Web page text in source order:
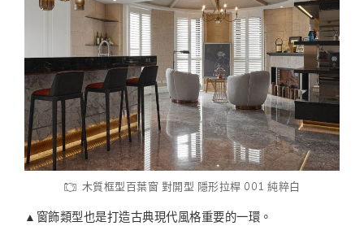
木質框型百葉窗 對開型 隱形拉桿 001 純粹白
▲窗飾類型也是打造古典現代風格重要的一環。